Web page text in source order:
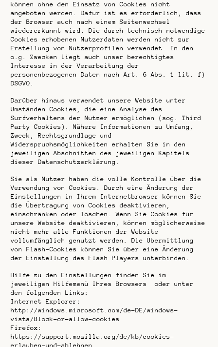
können ohne den Einsatz von Cookies nicht
angeboten werden. Dafür ist es erforderlich, dass
der Browser auch nach einem Seitenwechsel
wiedererkannt wird. Die durch technisch notwendige
Cookies erhobenen Nutzerdaten werden nicht zur
Erstellung von Nutzerprofilen verwendet. In den
o.g. Zwecken liegt auch unser berechtigtes
Interesse in der Verarbeitung der
personenbezogenen Daten nach Art. 6 Abs. 1 lit. f)
DSGVO.
Darüber hinaus verwendet unsere Website unter
Umständen Cookies, die eine Analyse des
Surfverhaltens der Nutzer ermöglichen (sog. Third
Party Cookies). Nähere Informationen zu Umfang,
Zweck, Rechtsgrundlage und
Widerspruchsmöglichkeiten erhalten Sie in den
jeweiligen Abschnitten des jeweiligen Kapitels
dieser Datenschutzerklärung.
Sie als Nutzer haben die volle Kontrolle über die
Verwendung von Cookies. Durch eine Änderung der
Einstellungen in Ihrem Internetbrowser können Sie
die Übertragung von Cookies deaktivieren,
einschränken oder löschen. Wenn Sie Cookies für
unsere Website deaktivieren, können möglicherweise
nicht mehr alle Funktionen der Website
vollumfänglich genutzt werden. Die Übermittlung
von Flash-Cookies können Sie über eine Änderung
der Einstellung des Flash Players unterbinden.
Hilfe zu den Einstellungen finden Sie im
jeweiligen Hilfemenü Ihres Browsers oder unter
den folgenden Links:
Internet Explorer:
http://windows.microsoft.com/de-DE/windows-
vista/Block-or-allow-cookies
Firefox:
https://support.mozilla.org/de/kb/cookies-
erlauben-und-ablehnen